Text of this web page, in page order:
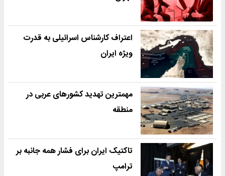
اعتراف کارشناس اسرائیلی به قدرت
ویژه ایران
مهمترین تهدید کشورهای عربی در
منطقه
تاکتیک ایران برای فشار همه جانبه بر
ترامپ